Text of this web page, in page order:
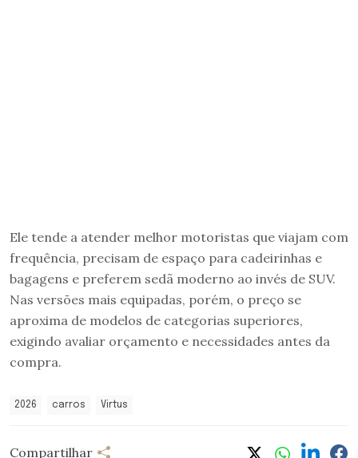
Ele tende a atender melhor motoristas que viajam com
frequência, precisam de espaço para cadeirinhas e
bagagens e preferem sedã moderno ao invés de SUV.
Nas versões mais equipadas, porém, o preço se
aproxima de modelos de categorias superiores,
exigindo avaliar orçamento e necessidades antes da
compra.
2026 carros Virtus
Compartilhar